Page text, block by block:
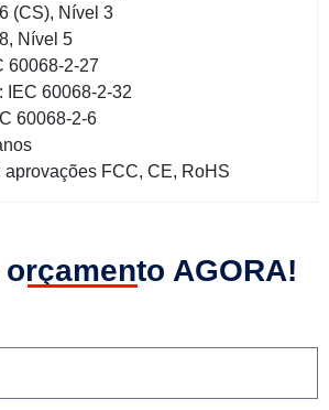
(CS), Nível 3
Nível 5
60068-2-27
IEC 60068-2-32
60068-2-6
aprovações FCC, CE, RoHS
AGORA!